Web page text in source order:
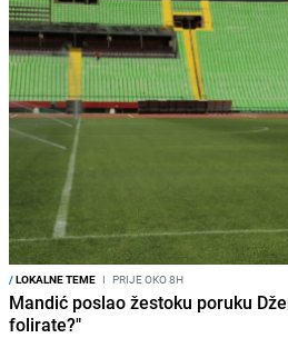
/LOKALNE TEME I PRIJE OKO 8H
Mandić poslao žestoku poruku
folirate?"